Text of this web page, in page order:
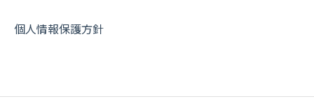
個人情報保護方針